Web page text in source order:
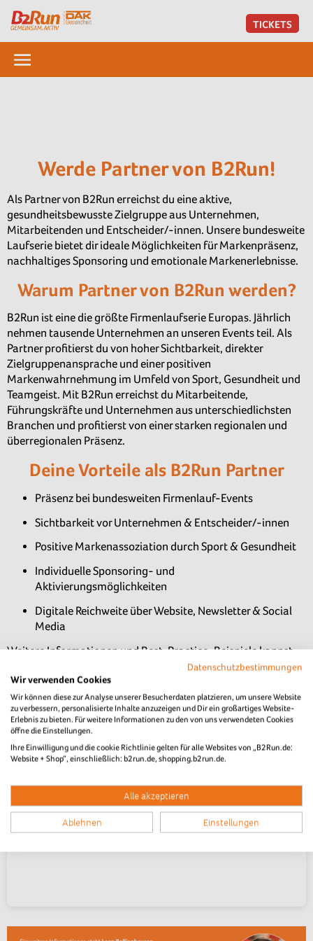
TICKETS
Werde Partner von B2Run!
Als Partner von B2Run erreichst du eine aktive,
gesundheitsbewusste Zielgruppe aus Unternehmen,
Mitarbeitenden und Entscheider/-innen. Unsere bundesweite
Laufserie bietet dir ideale Möglichkeiten für Markenpräsenz,
nachhaltiges Sponsoring und emotionale Markenerlebnisse.
Warum Partner von B2Run werden?
B2Run ist eine die größte Firmenlaufserie Europas. Jährlich
nehmen tausende Unternehmen an unseren Events teil. Als
Partner profitierst du von hoher Sichtbarkeit, direkter
Zielgruppenansprache und einer positiven
Markenwahrnehmung im Umfeld von Sport, Gesundheit und
Teamgeist. Mit B2Run erreichst du Mitarbeitende,
Führungskräfte und Unternehmen aus unterschiedlichsten
Branchen und profitierst von einer starken regionalen und
überregionalen Präsenz.
Deine Vorteile als B2Run Partner
Präsenz bei bundesweiten Firmenlauf-Events
Sichtbarkeit vor Unternehmen & Entscheider/-innen
Positive Markenassoziation durch Sport & Gesundheit
Individuelle Sponsoring- und
Aktivierungsmöglichkeiten
Digitale Reichweite über Website, Newsletter & Social
Media
Weitere Informationen und Best-Practice-Beispiele kannst
du unserer Sponsoringunterlage entnehmen.Datenschutzbestimmungen
Wir verwenden Cookies
Wir können diese zur Analyse unserer Besucherdaten platzieren, um unsere Website
zu verbessern, personalisierte Inhalte anzuzeigen und Dir ein großartiges Website-
Erlebnis zu bieten. Für weitere Informationen zu den von uns verwendeten Cookies
öffne die Einstellungen.
Ihre Einwilligung und die cookie Richtlinie gelten für alle Websites von „B2Run.de:
Website + Shop“, einschließlich: b2run.de, shopping.b2run.de.
Alle akzeptieren
Ablehnen Einstellungen